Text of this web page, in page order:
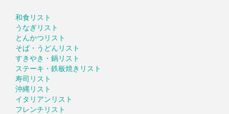
和食リスト
うなぎリスト
とんかつリスト
そば・うどんリスト
すきやき・鍋リスト
ステーキ・鉄板焼きリスト
寿司リスト
沖縄リスト
イタリアンリスト
フレンチリスト